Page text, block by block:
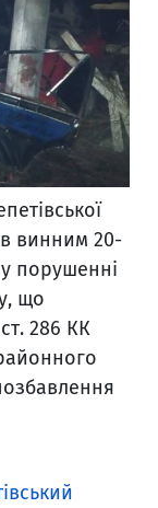
винним 20-
порушенні
що
286 КК